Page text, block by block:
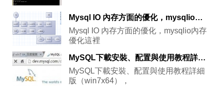
Mysql IO 內存方面的優化，mysqlio內存優化
Mysql IO 內存方面的優化，mysqlio內存
優化這裡
MySQL下載安裝、配置與使用教程詳細版（win7x64），mysqlwin7x64
MySQL下載安裝、配置與使用教程詳細
版（win7x64），